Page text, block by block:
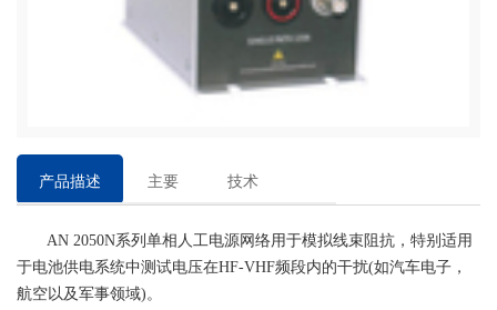
产品描述
主要
技术
AN 2050N系列单相人工电源网络用于模拟线束阻抗，特别适用
于电池供电系统中测试电压在HF-VHF频段内的干扰(如汽车电子，
航空以及军事领域)。